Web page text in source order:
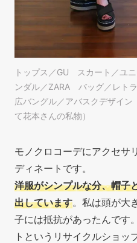
トップス／GU スカート／ユ
ンダル／ZARA バッグ／レ
広バングル／アバスクデザイ
て花本さんの私物）
モノクロコーデにアクセサ
ディネートです。
洋服がシンプルな分、帽子
出しています。私は頭が大
子には抵抗があったんです
トというリサイクルショ